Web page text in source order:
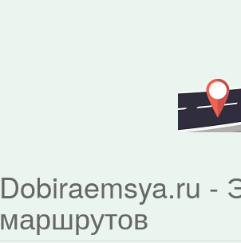
Dobiraemsya.ru -
маршрутов